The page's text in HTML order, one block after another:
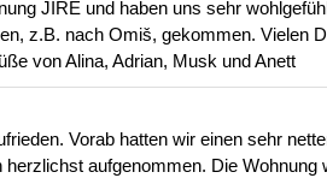
JIRE und haben uns sehr
z.B. nach Omiš, gekommen. Vielen
von Alina, Adrian, Musk und Anett
Vorab hatten wir einen sehr
aufgenommen. Die Wohnung